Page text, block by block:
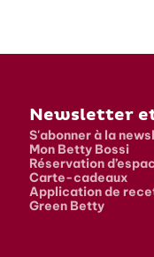
Newsletter
S'abonner à la
Mon Betty Bossi
Réservation
Carte-cadeaux
Application de
Green Betty